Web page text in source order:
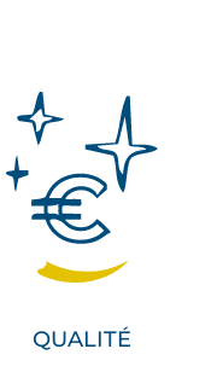
QUALITÉ